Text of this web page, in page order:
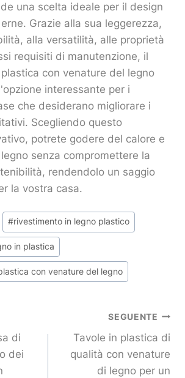
una scelta ideale per il design
Grazie alla sua leggerezza,
alla versatilità, alle proprietà
requisiti di manutenzione, il
con venature del legno
interessante per i
che desiderano migliorare i
Scegliendo questo
potrete godere del calore e
senza compromettere la
rendendolo un saggio
la vostra casa.
#rivestimento in legno plastico
in plastica
con venature del legno
di
dei
SEGUENTE
Tavole in plastica di
qualità con venature
di legno per un